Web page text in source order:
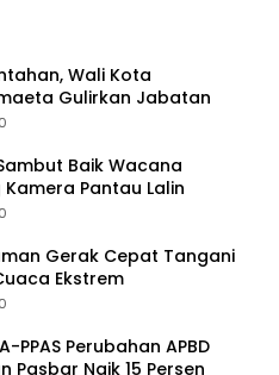
Wali Kota
Gulirkan Jabatan
0
Baik Wacana
Pantau Lalin
0
Gerak Cepat Tangani
Ekstrem
0
PPAS Perubahan APBD
Pasbar Naik 15 Persen